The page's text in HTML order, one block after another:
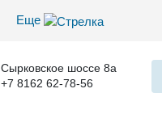
Еще
Сырковское шоссе 8а
+7 8162 62-78-56